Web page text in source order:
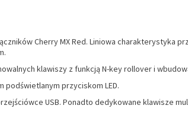
Cherry MX Red. Liniowa charakterystyka
klawiszy z funkcją N-key rollover i
przyciskom LED.
USB. Ponadto dedykowane klawisze